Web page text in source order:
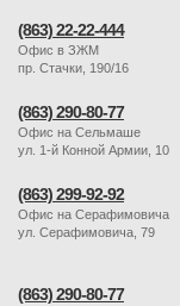
(863) 22-22-444
Офис в ЗЖМ
пр. Стачки, 190/16
(863) 290-80-77
Офис на Сельмаше
ул. 1-й Конной Армии, 10
(863) 299-92-92
Офис на Серафимовича
ул. Серафимовича, 79
(863) 290-80-77